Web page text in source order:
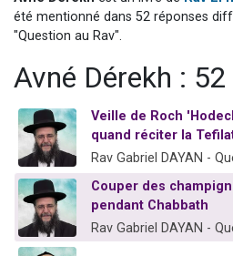
Il reste 49 places
été mentionné dans 52 réponses
"Question au Rav".
Avné Dérekh :
Veille de Roch
quand réciter la
Rav Gabriel DAYAN -
Couper des
pendant Chabbath
Rav Gabriel DAYAN -